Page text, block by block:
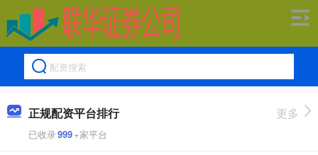
正规配资平台排行
已收录999+家平台
更多